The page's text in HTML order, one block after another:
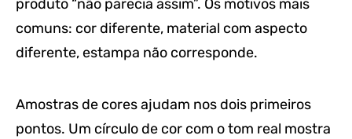
produto “não parecia assim”. Os motivos mais
comuns: cor diferente, material com aspecto
diferente, estampa não corresponde.
Amostras de cores ajudam nos dois primeiros
pontos. Um círculo de cor com o tom real mostra